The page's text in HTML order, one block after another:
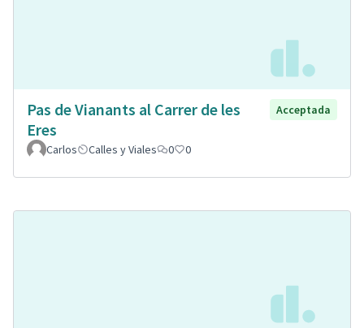
Pas de Vianants al Carrer de les
Eres
Acceptada
Carlos Calles y Viales 0 0